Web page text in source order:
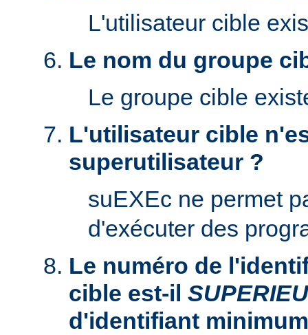
L'utilisateur cible
Le nom du groupe
Le groupe cible
L'utilisateur cible
superutilisateur ?
suEXEc ne permet
d'exécuter des
Le numéro de
cible est-il
d'identifiant